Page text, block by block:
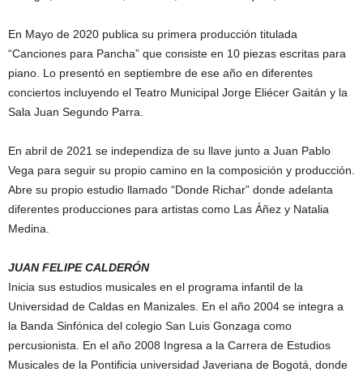
En Mayo de 2020 publica su primera producción titulada
“Canciones para Pancha” que consiste en 10 piezas escritas para
piano. Lo presentó en septiembre de ese año en diferentes
conciertos incluyendo el Teatro Municipal Jorge Eliécer Gaitán y la
Sala Juan Segundo Parra.
En abril de 2021 se independiza de su llave junto a Juan Pablo
Vega para seguir su propio camino en la composición y producción.
Abre su propio estudio llamado “Donde Richar” donde adelanta
diferentes producciones para artistas como Las Áñez y Natalia
Medina.
JUAN FELIPE CALDERÓN
Inicia sus estudios musicales en el programa infantil de la
Universidad de Caldas en Manizales. En el año 2004 se integra a
la Banda Sinfónica del colegio San Luis Gonzaga como
percusionista. En el año 2008 Ingresa a la Carrera de Estudios
Musicales de la Pontificia universidad Javeriana de Bogotá, donde